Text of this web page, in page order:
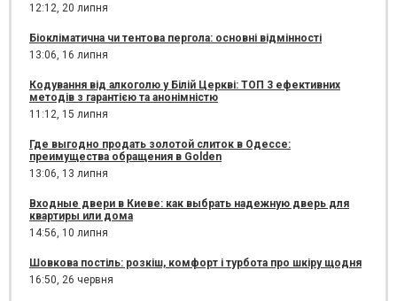
12:12, 20 липня
Біокліматична чи тентова пергола: основні відмінності
13:06, 16 липня
Кодування від алкоголю у Білій Церкві: ТОП 3 ефективних
методів з гарантією та анонімністю
11:12, 15 липня
Где выгодно продать золотой слиток в Одессе:
преимущества обращения в Golden
13:06, 13 липня
Входные двери в Киеве: как выбрать надежную дверь для
квартиры или дома
14:56, 10 липня
Шовкова постіль: розкіш, комфорт і турбота про шкіру щодня
16:50, 26 червня